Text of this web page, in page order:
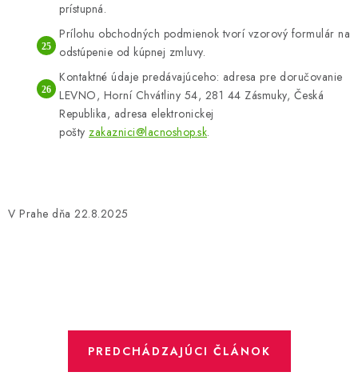
prístupná.
Prílohu obchodných podmienok tvorí vzorový formulár na
odstúpenie od kúpnej zmluvy.
Kontaktné údaje predávajúceho: adresa pre doručovanie
LEVNO, Horní Chvátliny 54, 281 44 Zásmuky, Česká
Republika, adresa elektronickej
pošty zakaznici@lacnoshop.sk.
V Prahe dňa 22.8.2025
PREDCHÁDZAJÚCI ČLÁNOK